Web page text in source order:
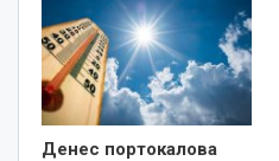
Денес портокалова